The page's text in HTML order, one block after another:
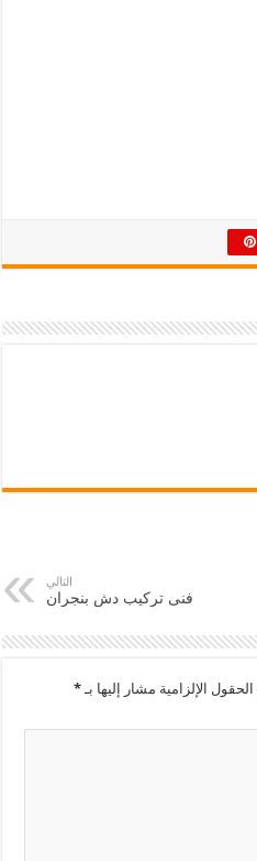
التالي
فنى تركيب دش بنجران
الحقول الإلزامية مشار إليها بـ*